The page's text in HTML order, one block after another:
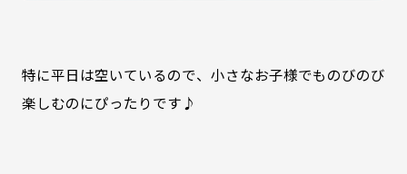
特に平日は空いているので、小さなお子様でものびのび
楽しむのにぴったりです♪